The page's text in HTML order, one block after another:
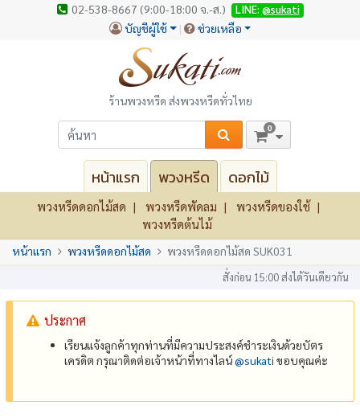
02-538-8667 (9:00-18:00 จ.-ส.) LINE: @sukati
บัญชีผู้ใช้ ช่วยเหลือ
ร้านพวงหรีด ส่งพวงหรีดทั่วไทย
0
หน้าแรก พวงหรีด ดอกไม้
พวงหรีดดอกไม้สด พวงหรีดพัดลม
พวงหรีดของใช้
พวงหรีดต้นไม้
หน้าแรก พวงหรีดดอกไม้สด พวงหรีดดอกไม้สด SUK031
สั่งก่อน 15:00 ส่งได้วันเดียวกัน
ประกาศ
เรียนแจ้งลูกค้าทุกท่านที่มีความประสงค์ชำระเงินด้วยบัตร
เครดิต กรุณาติดต่อเจ้าหน้าที่ทางไลน์@‌sukati ขอบคุณค่ะ